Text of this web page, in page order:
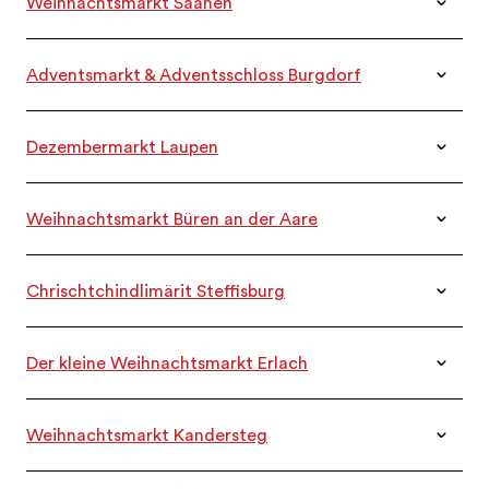
DATEN
Weihnachtsmarkt Saanen
DATEN
Adventsmarkt & Adventsschloss Burgdorf
DATEN
Dezembermarkt Laupen
DATEN
Weihnachtsmarkt Büren an der Aare
DATEN
Chrischtchindlimärit Steffisburg
DATEN
Der kleine Weihnachtsmarkt Erlach
DATEN
Weihnachtsmarkt Kandersteg